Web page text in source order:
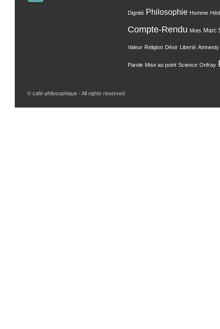
Dignité Philosophie Homme
Compte-Rendu Mots Marc
Valeur Religion Désir Liberté Amnesty
Parole Mise au point Science Onfray
© café-philosophique - All rights reserved